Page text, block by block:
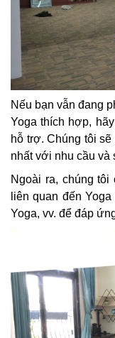
Nếu bạn vẫn đang
Yoga thích hợp,
hỗ trợ. Chúng tôi
nhất với nhu cầu và
Ngoài ra, chúng
liên quan đến
Yoga, vv. để đáp